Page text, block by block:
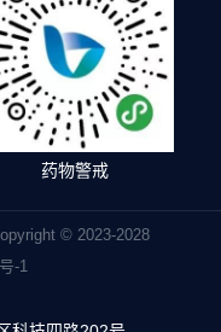
药物警戒
© 2023-2028
-1